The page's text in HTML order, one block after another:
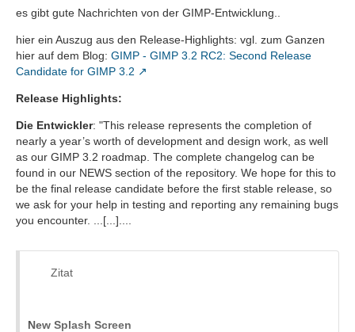
es gibt gute Nachrichten von der GIMP-Entwicklung..
hier ein Auszug aus den Release-Highlights: vgl. zum Ganzen
hier auf dem Blog: GIMP - GIMP 3.2 RC2: Second Release
Candidate for GIMP 3.2
Release Highlights:
Die Entwickler: "This release represents the completion of
nearly a year’s worth of development and design work, as well
as our GIMP 3.2 roadmap. The complete changelog can be
found in our NEWS section of the repository. We hope for this to
be the final release candidate before the first stable release, so
we ask for your help in testing and reporting any remaining bugs
you encounter. ...[...]....
Zitat
New Splash Screen